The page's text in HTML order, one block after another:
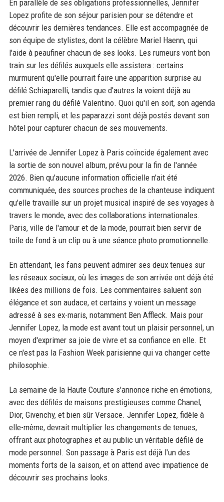
En parallèle de ses obligations professionnelles, Jennifer
Lopez profite de son séjour parisien pour se détendre et
découvrir les dernières tendances. Elle est accompagnée de
son équipe de stylistes, dont la célèbre Mariel Haenn, qui
l'aide à peaufiner chacun de ses looks. Les rumeurs vont bon
train sur les défilés auxquels elle assistera : certains
murmurent qu'elle pourrait faire une apparition surprise au
défilé Schiaparelli, tandis que d'autres la voient déjà au
premier rang du défilé Valentino. Quoi qu'il en soit, son agenda
est bien rempli, et les paparazzi sont déjà postés devant son
hôtel pour capturer chacun de ses mouvements.
L'arrivée de Jennifer Lopez à Paris coïncide également avec
la sortie de son nouvel album, prévu pour la fin de l'année
2026. Bien qu'aucune information officielle n'ait été
communiquée, des sources proches de la chanteuse indiquent
qu'elle travaille sur un projet musical inspiré de ses voyages à
travers le monde, avec des collaborations internationales.
Paris, ville de l'amour et de la mode, pourrait bien servir de
toile de fond à un clip ou à une séance photo promotionnelle.
En attendant, les fans peuvent admirer ses deux tenues sur
les réseaux sociaux, où les images de son arrivée ont déjà été
likées des millions de fois. Les commentaires saluent son
élégance et son audace, et certains y voient un message
adressé à ses ex-maris, notamment Ben Affleck. Mais pour
Jennifer Lopez, la mode est avant tout un plaisir personnel, un
moyen d'exprimer sa joie de vivre et sa confiance en elle. Et
ce n'est pas la Fashion Week parisienne qui va changer cette
philosophie.
La semaine de la Haute Couture s'annonce riche en émotions,
avec des défilés de maisons prestigieuses comme Chanel,
Dior, Givenchy, et bien sûr Versace. Jennifer Lopez, fidèle à
elle-même, devrait multiplier les changements de tenues,
offrant aux photographes et au public un véritable défilé de
mode personnel. Son passage à Paris est déjà l'un des
moments forts de la saison, et on attend avec impatience de
découvrir ses prochains looks.